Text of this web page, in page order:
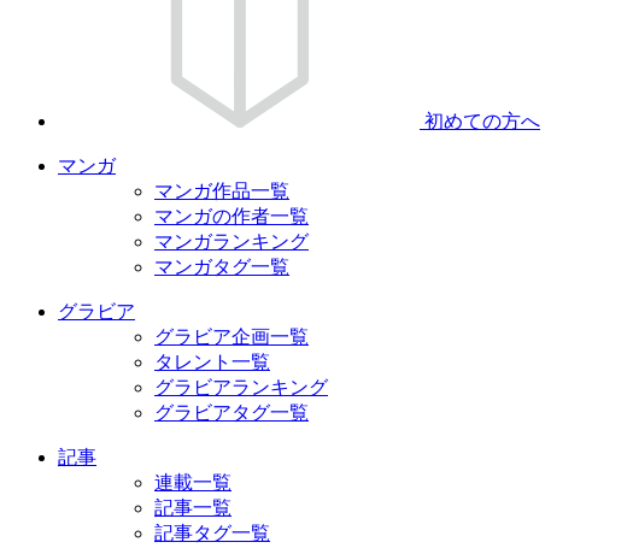
初めての方へ
マンガ
マンガ作品一覧
マンガの作者一覧
マンガランキング
マンガタグ一覧
グラビア
グラビア企画一覧
タレント一覧
グラビアランキング
グラビアタグ一覧
記事
連載一覧
記事一覧
記事タグ一覧